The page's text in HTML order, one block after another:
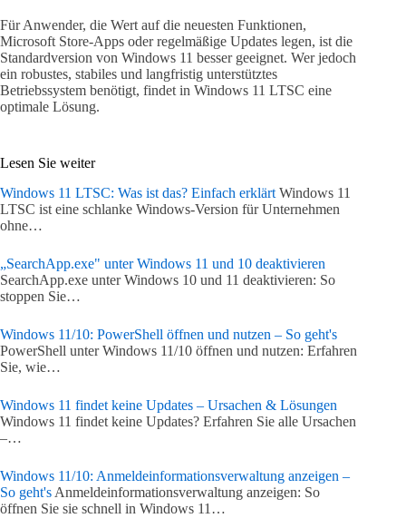
Für Anwender, die Wert auf die neuesten Funktionen,
Microsoft Store-Apps oder regelmäßige Updates legen, ist die
Standardversion von Windows 11 besser geeignet. Wer jedoch
ein robustes, stabiles und langfristig unterstütztes
Betriebssystem benötigt, findet in Windows 11 LTSC eine
optimale Lösung.
Lesen Sie weiter
Windows 11 LTSC: Was ist das? Einfach erklärt Windows 11
LTSC ist eine schlanke Windows-Version für Unternehmen
ohne…
„SearchApp.exe" unter Windows 11 und 10 deaktivieren
SearchApp.exe unter Windows 10 und 11 deaktivieren: So
stoppen Sie…
Windows 11/10: PowerShell öffnen und nutzen – So geht's
PowerShell unter Windows 11/10 öffnen und nutzen: Erfahren
Sie, wie…
Windows 11 findet keine Updates – Ursachen & Lösungen
Windows 11 findet keine Updates? Erfahren Sie alle Ursachen
–…
Windows 11/10: Anmeldeinformationsverwaltung anzeigen –
So geht's Anmeldeinformationsverwaltung anzeigen: So
öffnen Sie sie schnell in Windows 11…